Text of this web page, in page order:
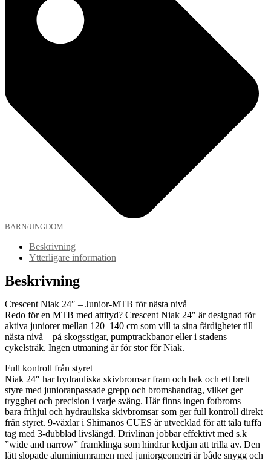
BARN/UNGDOM
Beskrivning
Ytterligare information
Beskrivning
Crescent Niak 24″ – Junior-MTB för nästa nivå
Redo för en MTB med attityd? Crescent Niak 24″ är designad för
aktiva juniorer mellan 120–140 cm som vill ta sina färdigheter till
nästa nivå – på skogsstigar, pumptrackbanor eller i stadens
cykelstråk. Ingen utmaning är för stor för Niak.
Full kontroll från styret
Niak 24″ har hydrauliska skivbromsar fram och bak och ett brett
styre med junioranpassade grepp och bromshandtag, vilket ger
trygghet och precision i varje sväng. Här finns ingen fotbroms –
bara frihjul och hydrauliska skivbromsar som ger full kontroll direkt
från styret. 9-växlar i Shimanos CUES är utvecklad för att tåla tuffa
tag med 3-dubblad livslängd. Drivlinan jobbar effektivt med s.k
”wide and narrow” framklinga som hindrar kedjan att trilla av. Den
lätt slopade aluminiumramen med juniorgeometri är både snygg och